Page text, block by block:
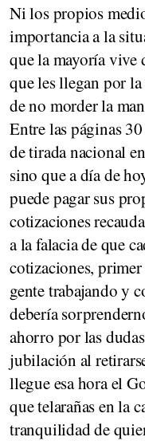
Ni los propios
importancia a la
que la mayoría
que les llegan por
de no morder la
Entre las páginas
de tirada nacional
sino que a día de
puede pagar sus
cotizaciones
a la falacia de que
cotizaciones,
gente trabajando y
debería
ahorro por las
jubilación al
llegue esa hora el
que telarañas en la
tranquilidad de